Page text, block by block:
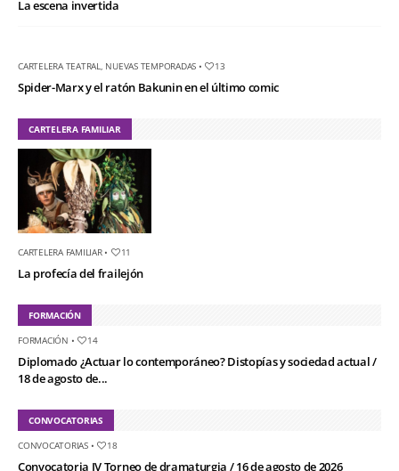
La escena invertida
CARTELERA TEATRAL NUEVAS TEMPORADAS • 13
Spider-Marx y el ratón Bakunin en el último comic
CARTELERA FAMILIAR
CARTELERA FAMILIAR• 11
La profecía del frailejón
FORMACIÓN
FORMACIÓN • 14
Diplomado ¿Actuar lo contemporáneo? Distopías y sociedad actual /
18 de agosto de...
CONVOCATORIAS
CONVOCATORIAS• 18
Convocatoria IV Torneo de dramaturgia / 16 de agosto de 2026